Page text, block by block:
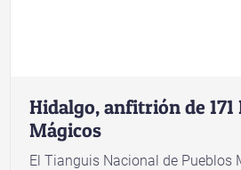
Hidalgo, anfitrión de 171
Mágicos
El Tianguis Nacional de Pueblos